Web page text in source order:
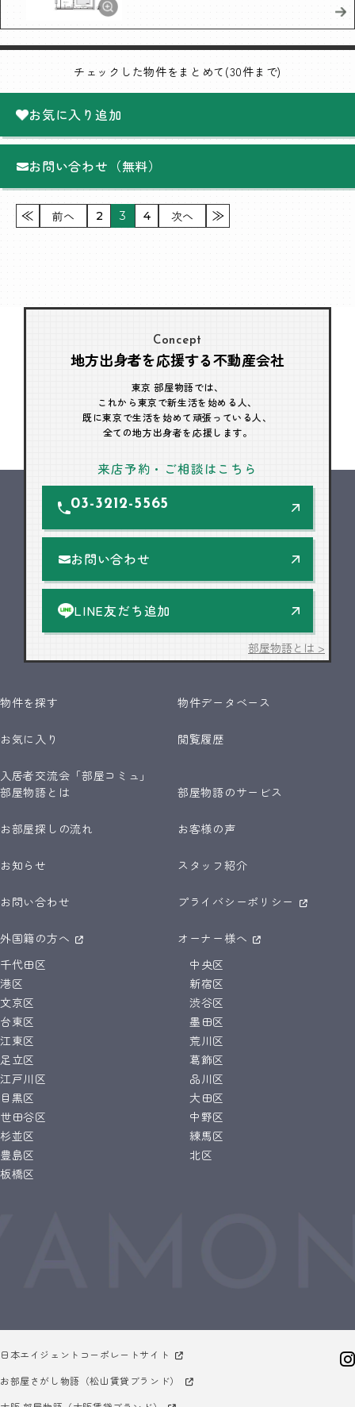
チェックした物件をまとめて(30件まで)
お気に入り追加
お問い合わせ（無料）
前へ 2 3 4 次へ
Concept
地方出身者を応援する不動産会社
東京 部屋物語では、
これから東京で新生活を始める人、
既に東京で生活を始めて頑張っている人、
全ての地方出身者を応援します。
来店予約・ご相談はこちら
03-3212-5565
お問い合わせ
LINE友だち追加
部屋物語とは >
物件を探す 物件データベース
お気に入り 閲覧履歴
入居者交流会「部屋コミュ」
部屋物語とは
部屋物語のサービス
お部屋探しの流れ お客様の声
お知らせ スタッフ紹介
お問い合わせ プライバシーポリシー
外国籍の方へ
オーナー様へ
千代田区
中央区
港区
新宿区
文京区
渋谷区
台東区
墨田区
江東区
荒川区
足立区
葛飾区
江戸川区
品川区
目黒区
大田区
世田谷区
中野区
杉並区
練馬区
豊島区
北区
板橋区
日本エイジェントコーポレートサイト
お部屋さがし物語（松山賃貸ブランド）